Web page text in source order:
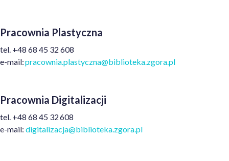
Pracownia Plastyczna
tel. +48 68 45 32 608
e-mail:pracownia.plastyczna@biblioteka.zgora.pl
Pracownia Digitalizacji
tel. +48 68 45 32 608
e-mail: digitalizacja@biblioteka.zgora.pl